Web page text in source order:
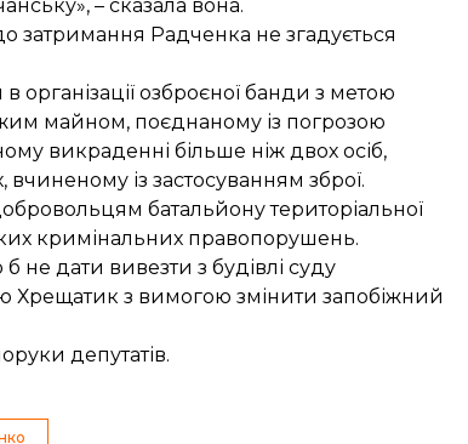
– сказала вона.
затримання Радченка не згадується
озброєної банди з метою
майном, поєднаному із погрозою
викраденні більше ніж двох осіб,
із застосуванням зброї.
батальйону територіальної
кримінальних правопорушень.
не дати вивезти з будівлі суду
Хрещатик з вимогою змінити запобіжний
депутатів.